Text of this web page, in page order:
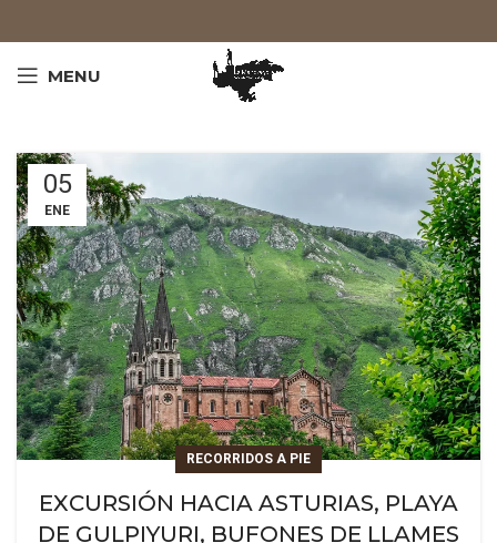
MENU
05
ENE
RECORRIDOS A PIE
EXCURSIÓN HACIA ASTURIAS, PLAYA
DE GULPIYURI, BUFONES DE LLAMES